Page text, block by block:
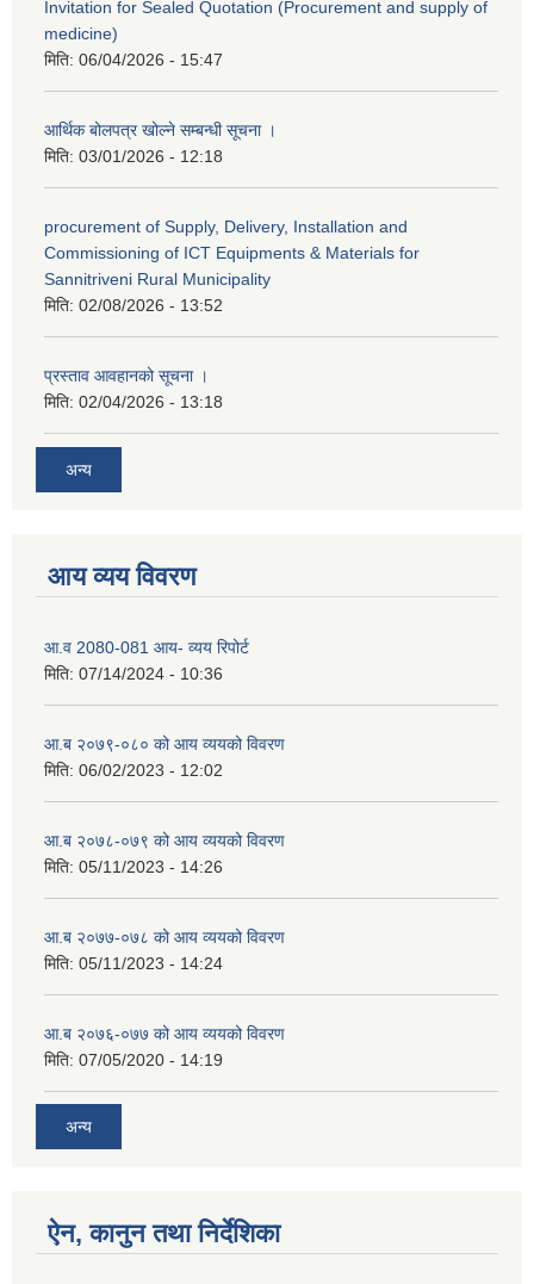
Invitation for Sealed Quotation (Procurement and supply of
medicine)
मिति: 06/04/2026 - 15:47
आर्थिक बोलपत्र खोल्ने सम्बन्धी सूचना ।
मिति: 03/01/2026 - 12:18
procurement of Supply, Delivery, Installation and
Commissioning of ICT Equipments & Materials for
Sannitriveni Rural Municipality
मिति: 02/08/2026 - 13:52
प्रस्ताव आवहानको सूचना ।
मिति: 02/04/2026 - 13:18
अन्य
आय व्यय विवरण
आ.व 2080-081 आय- व्यय रिपोर्ट
मिति: 07/14/2024 - 10:36
आ.ब २०७९-०८० को आय व्ययको विवरण
मिति: 06/02/2023 - 12:02
आ.ब २०७८-०७९ को आय व्ययको विवरण
मिति: 05/11/2023 - 14:26
आ.ब २०७७-०७८ को आय व्ययको विवरण
मिति: 05/11/2023 - 14:24
आ.ब २०७६-०७७ को आय व्ययको विवरण
मिति: 07/05/2020 - 14:19
अन्य
ऐन, कानुन तथा निर्देशिका